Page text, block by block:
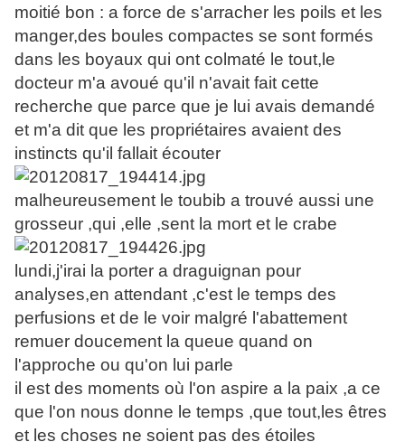
moitié bon : a force de s'arracher les poils et les
manger,des boules compactes se sont formés
dans les boyaux qui ont colmaté le tout,le
docteur m'a avoué qu'il n'avait fait cette
recherche que parce que je lui avais demandé
et m'a dit que les propriétaires avaient des
instincts qu'il fallait écouter
malheureusement le toubib a trouvé aussi une
grosseur ,qui ,elle ,sent la mort et le crabe
lundi,j'irai la porter a draguignan pour
analyses,en attendant ,c'est le temps des
perfusions et de le voir malgré l'abattement
remuer doucement la queue quand on
l'approche ou qu'on lui parle
il est des moments où l'on aspire a la paix ,a ce
que l'on nous donne le temps ,que tout,les êtres
et les choses ne soient pas des étoiles